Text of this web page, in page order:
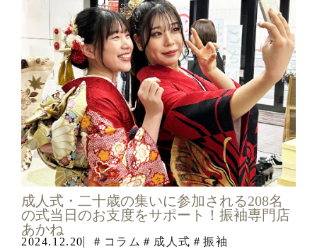
成人式・二十歳の集いに参加される208名
の式当日のお支度をサポート！振袖専門店
あかね
2024.12.20 ＃コラム ＃成人式 ＃振袖